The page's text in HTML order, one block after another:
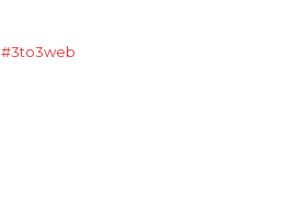
#3to3web